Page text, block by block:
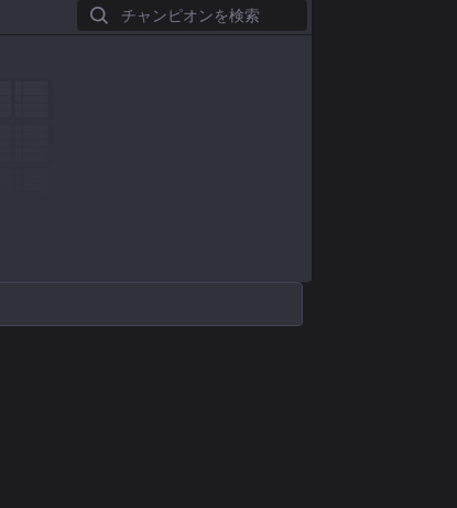
チャンピオンを検索